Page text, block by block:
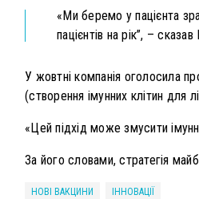
«Ми беремо у пацієнта
пацієнтів на рік”, – сказав
У жовтні компанія оголосила
(створення імунних клітин для
«Цей підхід може змусити
За його словами, стратегія
НОВІ ВАКЦИНИ ІННОВАЦІЇ